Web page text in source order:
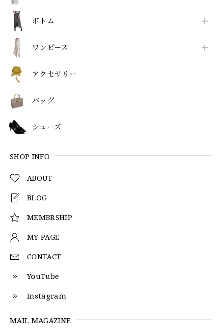
ボトム
ワンピース
アクセサリー
バッグ
シューズ
SHOP INFO
ABOUT
BLOG
MEMBRSHIP
MY PAGE
CONTACT
YouTube
Instagram
MAIL MAGAZINE